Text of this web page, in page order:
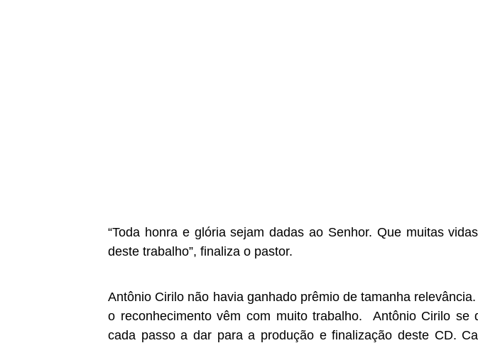
“Toda honra e glória sejam dadas ao Senhor. Que muitas
deste trabalho”, finaliza o pastor.
Antônio Cirilo não havia ganhado prêmio de tamanha
o reconhecimento vêm com muito trabalho.
Antônio Cirilo se
cada passo a dar para a produção e finalização deste CD.